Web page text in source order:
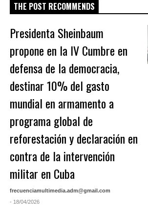
THE POST RECOMMENDS
Presidenta Sheinbaum
propone en la IV Cumbre en
defensa de la democracia,
destinar 10% del gasto
mundial en armamento a
programa global de
reforestación y declaración en
contra de la intervención
militar en Cuba
frecuenciamultimedia.adm@gmail.com
- 18/04/2026